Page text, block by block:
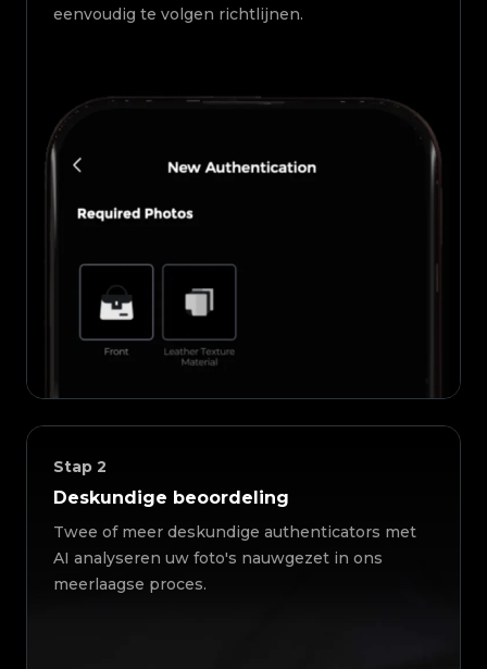
eenvoudig te volgen richtlijnen.
Stap 2
Deskundige beoordeling
Twee of meer deskundige authenticators met
AI analyseren uw foto's nauwgezet in ons
meerlaagse proces.